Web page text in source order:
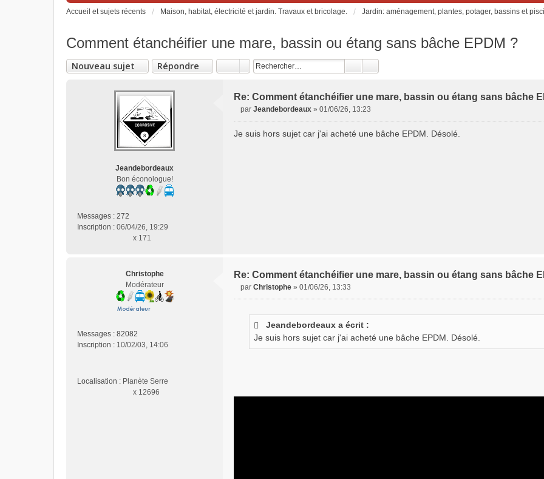
Accueil et sujets récents Maison, habitat, électricité et jardin. Travaux et bricolage. Jardin: aménagement, plantes, potager, bassins et
Comment étanchéifier une mare, bassin ou étang sans bâche EPDM ?
Nouveau sujet Répondre
Jeandebordeaux
Bon éconologue!
Messages : 272
Inscription : 06/04/26, 19:29
x 171
Re: Comment étanchéifier une mare, bassin ou étang sans bâche
s
par Jeandebordeaux » 01/06/26, 13:23
Je suis hors sujet car j'ai acheté une bâche EPDM. Désolé.
Christophe
Modérateur
Messages : 82082
Inscription : 10/02/03, 14:06
Localisation : Planète Serre
x 12696
Re: Comment étanchéifier une mare, bassin ou étang sans bâche
par Christophe » 01/06/26, 13:33
Jeandebordeaux a écrit :
Je suis hors sujet car j'ai acheté une bâche EPDM. Désolé.